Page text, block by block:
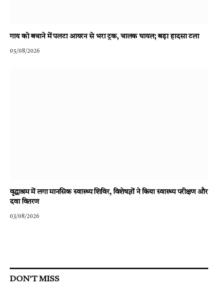
गाय को बचाने में पलटा आयरन से भरा ट्रक, चालक घायल; बड़ा हादसा टला
05/08/2026
वृद्धाश्रम में लगा मानसिक स्वास्थ्य शिविर, विशेषज्ञों ने किया स्वास्थ्य परीक्षण और
दवा वितरण
03/08/2026
DON'T MISS